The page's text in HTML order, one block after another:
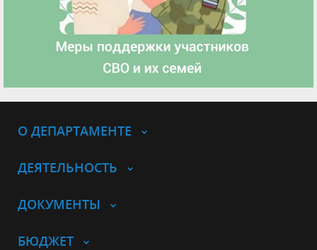
О ДЕПАРТАМЕНТЕ
ДЕЯТЕЛЬНОСТЬ
ДОКУМЕНТЫ
БЮДЖЕТ